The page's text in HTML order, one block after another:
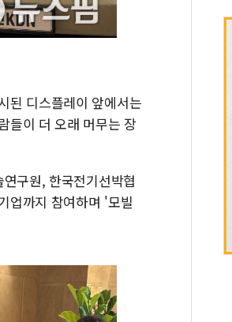
된 디스플레이 앞에서는
들이 더 오래 머무는 장
구원, 한국전기선박협
업까지 참여하며 '모빌